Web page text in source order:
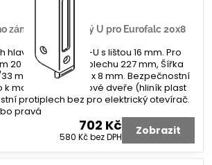
zámku G-U úhlový U pro Eurofalc 20x8
hlavního zámku G-U s lištou 16 mm. Pro
20 x 8 mm. Délka plechu 227 mm, Šířka
mm. Koncovka 2 x 8 mm. Bezpečnostní
k montáži na profilové dveře (hliník plast
protiplech bez pro elektrický otevírač.
pravá
702 Kč
580 Kčbez DPH Zobrazit